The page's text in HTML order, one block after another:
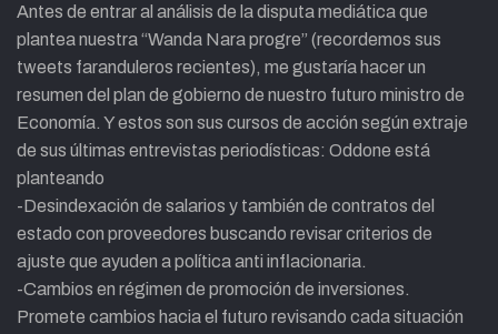
Antes de entrar al análisis de la disputa mediática que
plantea nuestra “Wanda Nara progre” (recordemos sus
tweets faranduleros recientes), me gustaría hacer un
resumen del plan de gobierno de nuestro futuro ministro de
Economía. Y estos son sus cursos de acción según extraje
de sus últimas entrevistas periodísticas: Oddone está
planteando
-Desindexación de salarios y también de contratos del
estado con proveedores buscando revisar criterios de
ajuste que ayuden a política anti inflacionaria.
-Cambios en régimen de promoción de inversiones.
Promete cambios hacia el futuro revisando cada situación